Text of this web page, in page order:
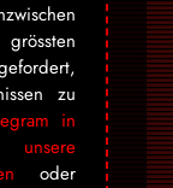
zu
in
oder